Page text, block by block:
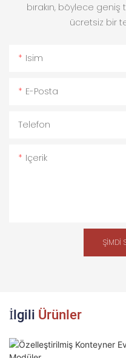
bırakın, böylece
ücretsiz bir
Isim
E-Posta
Telefon
Içerik
ŞIMDI
İlgili Ürünler